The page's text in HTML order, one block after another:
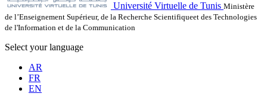
Université Virtuelle de Tunis Ministère
de l’Enseignement Supérieur, de la Recherche Scientifiqueet des Technologies
de l'Information et de la Communication
Select your language
AR
FR
EN